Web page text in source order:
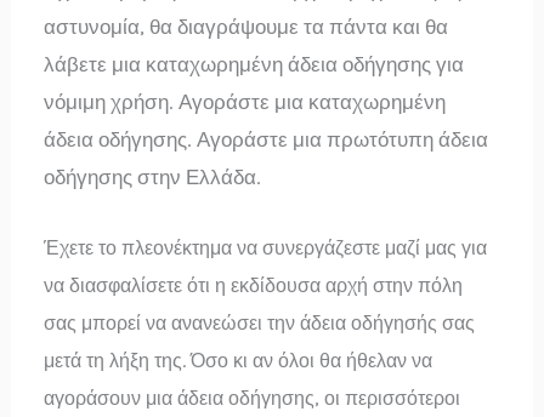
αστυνομία, θα διαγράψουμε τα πάντα και θα
λάβετε μια καταχωρημένη άδεια οδήγησης για
νόμιμη χρήση. Αγοράστε μια καταχωρημένη
άδεια οδήγησης. Αγοράστε μια πρωτότυπη άδεια
οδήγησης στην Ελλάδα.
Έχετε το πλεονέκτημα να συνεργάζεστε μαζί μας για
να διασφαλίσετε ότι η εκδίδουσα αρχή στην πόλη
σας μπορεί να ανανεώσει την άδεια οδήγησής σας
μετά τη λήξη της. Όσο κι αν όλοι θα ήθελαν να
αγοράσουν μια άδεια οδήγησης, οι περισσότεροι